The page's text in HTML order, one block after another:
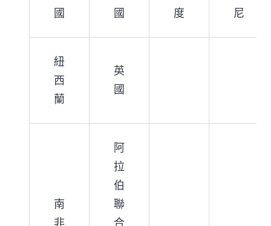
國
國
度
尼
紐
西
蘭
英
國
南
非
阿
拉
伯
聯
合